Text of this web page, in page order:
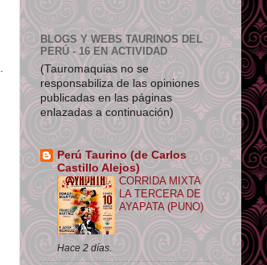
BLOGS Y WEBS TAURINOS DEL
PERÚ - 16 EN ACTIVIDAD
(Tauromaquias no se
responsabiliza de las opiniones
publicadas en las páginas
enlazadas a continuación)
Perú Taurino (de Carlos
Castillo Alejos)
CORRIDA MIXTA
LA TERCERA DE
AYAPATA (PUNO)
Hace 2 días.